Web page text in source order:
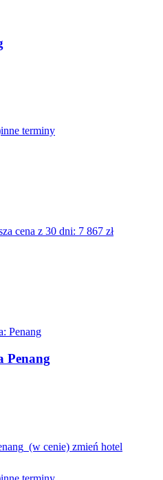
inne terminy
cena z 30 dni: 7 867 zł
Penang
Penang
(w cenie) zmień hotel